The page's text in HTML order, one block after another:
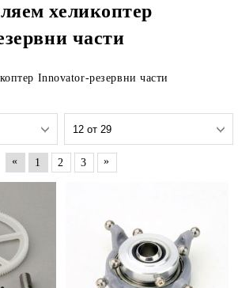
хеликоптер
части
Innovator-резервни части
« 1 2 3 »